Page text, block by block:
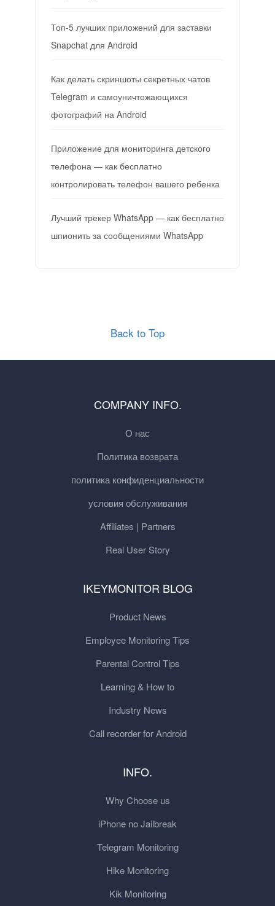
Топ-5 лучших приложений для заставки
Snapchat для Android
Как делать скриншоты секретных чатов
Telegram и самоуничтожающихся
фотографий на Android
Приложение для мониторинга детского
телефона — как бесплатно
контролировать телефон вашего ребенка
Лучший трекер WhatsApp — как бесплатно
шпионить за сообщениями WhatsApp
Back to Top
COMPANY INFO.
О нас
Политика возврата
политика конфиденциальности
условия обслуживания
Affiliates | Partners
Real User Story
IKEYMONITOR BLOG
Product News
Employee Monitoring Tips
Parental Control Tips
Learning & How to
Industry News
Call recorder for Android
INFO.
Why Choose us
iPhone no Jailbreak
Telegram Monitoring
Hike Monitoring
Kik Monitoring